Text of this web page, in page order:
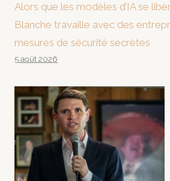
Alors que les modèles d’IA se
Blanche travaille avec des
mesures de sécurité secrètes
5 août 2026